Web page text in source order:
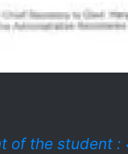
the student : अब